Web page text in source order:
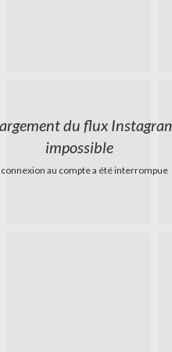
du flux
impossible
connexion au compte a été interrompue